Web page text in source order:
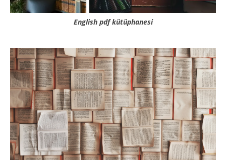
English pdf kütüphanesi